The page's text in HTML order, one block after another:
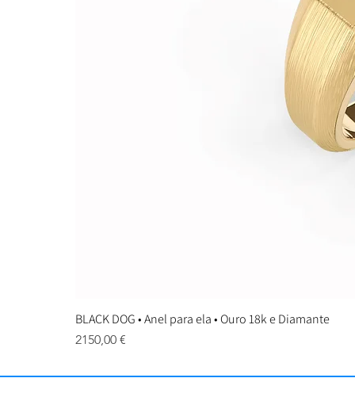
BLACK DOG • Anel para ela • Ouro 18k e Diamante
Preço
2150,00 €